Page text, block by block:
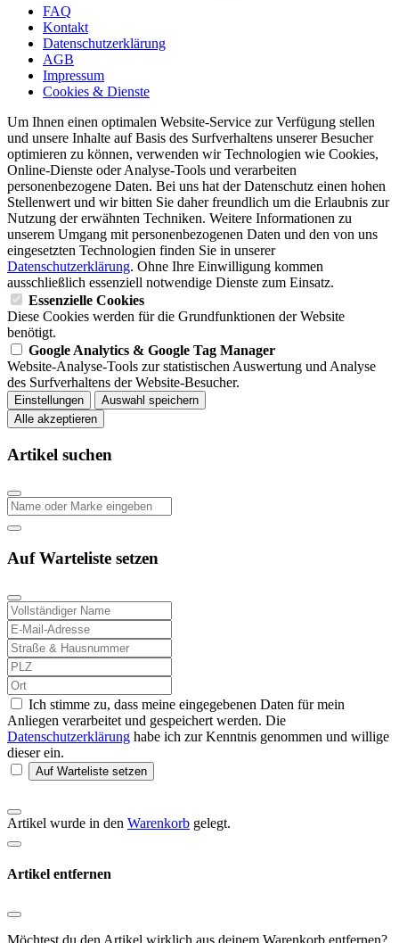
FAQ
Kontakt
Datenschutzerklärung
AGB
Impressum
Cookies & Dienste
Um Ihnen einen optimalen Website-Service zur Verfügung stellen
und unsere Inhalte auf Basis des Surfverhaltens unserer Besucher
optimieren zu können, verwenden wir Technologien wie Cookies,
Online-Dienste oder Analyse-Tools und verarbeiten
personenbezogene Daten. Bei uns hat der Datenschutz einen hohen
Stellenwert und wir bitten Sie daher freundlich um die Erlaubnis zur
Nutzung der erwähnten Techniken. Weitere Informationen zu
unserem Umgang mit personenbezogenen Daten und den von uns
eingesetzten Technologien finden Sie in unserer
Datenschutzerklärung. Ohne Ihre Einwilligung kommen
ausschließlich essenziell notwendige Dienste zum Einsatz.
Essenzielle Cookies
Diese Cookies werden für die Grundfunktionen der Website
benötigt.
Google Analytics & Google Tag Manager
Website-Analyse-Tools zur statistischen Auswertung und Analyse
des Surfverhaltens der Website-Besucher.
Einstellungen
Auswahl speichern
Alle akzeptieren
Artikel suchen
Auf Warteliste setzen
Ich stimme zu, dass meine eingegebenen Daten für mein
Anliegen verarbeitet und gespeichert werden. Die
Datenschutzerklärung habe ich zur Kenntnis genommen und willige
dieser ein.
Auf Warteliste setzen
Artikel wurde in den Warenkorb gelegt.
Artikel entfernen
Möchtest du den Artikel wirklich aus deinem Warenkorb entfernen?